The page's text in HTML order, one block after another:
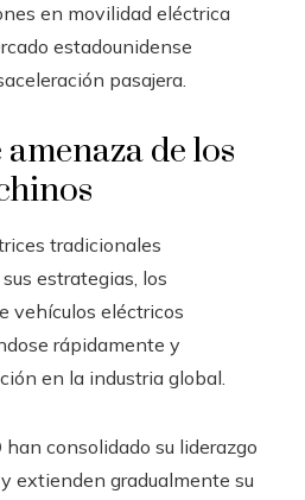
en movilidad eléctrica
estadounidense
pasajera.
de los
tradicionales
estrategias, los
vehículos eléctricos
rápidamente y
en la industria global.
han consolidado su liderazgo
extienden gradualmente su